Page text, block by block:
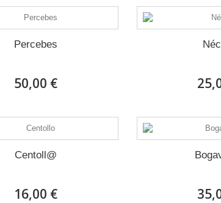
Percebes
50,00 €
Centoll@
16,00 €